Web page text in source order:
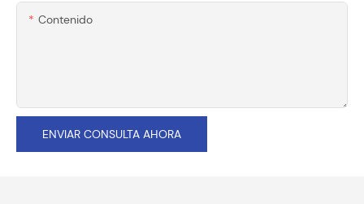
Contenido
ENVIAR CONSULTA AHORA